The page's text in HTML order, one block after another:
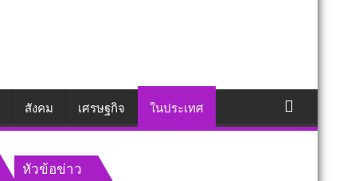
สังคม เศรษฐกิจ ในประเทศ
หัวข้อข่าว